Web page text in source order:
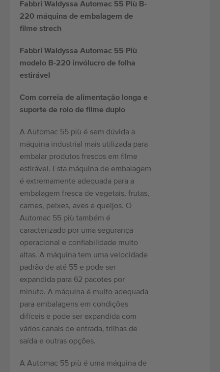
Fabbri Waldyssa Automac 55 Più B-
220 máquina de embalagem de
filme strech
Fabbri Waldyssa Automac 55 Più
modelo B-220 invólucro de folha
estirável
Com correia de alimentação longa e
suporte de rolo de filme duplo
A Automac 55 più é sem dúvida a
máquina industrial mais utilizada para
embalar produtos frescos em filme
estirável. Esta máquina de embalagem
é extremamente adequada para a
embalagem fresca de vegetais, frutas,
carnes, peixes, aves e queijos. O
Automac 55 più também é
caracterizado por uma segurança
operacional e confiabilidade muito
altas. A máquina tem uma velocidade
padrão de até 55 e pode ser
expandida para 62 pacotes por
minuto. A máquina é muito adequada
para embalagens em condições
difíceis e pode ser expandida com
vários canais de entrada, trilhas de
saída e outras opções.
A Automac 55 più é uma máquina de